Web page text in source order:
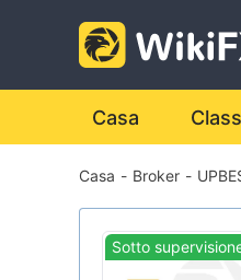
Casa
Casa - Broker -
Sotto
0
1
2
3
0
1